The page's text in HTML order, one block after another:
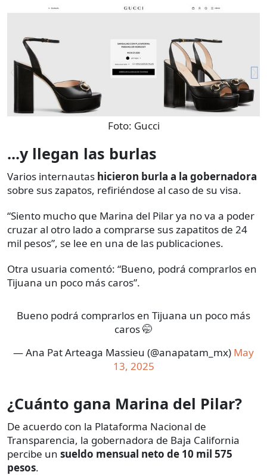
Foto: Gucci
...y llegan las burlas
Varios internautas hicieron burla a la gobernadora
sobre sus zapatos, refiriéndose al caso de su visa.
“Siento mucho que Marina del Pilar ya no va a poder
cruzar al otro lado a comprarse sus zapatitos de 24
mil pesos”, se lee en una de las publicaciones.
Otra usuaria comentó: “Bueno, podrá comprarlos en
Tijuana un poco más caros”.
Bueno podrá comprarlos en Tijuana un poco más
caros 🤭
— Ana Pat Arteaga Massieu (@anapatam_mx) May
13, 2025
¿Cuánto gana Marina del Pilar?
De acuerdo con la Plataforma Nacional de
Transparencia, la gobernadora de Baja California
percibe un sueldo mensual neto de 10 mil 575
pesos.